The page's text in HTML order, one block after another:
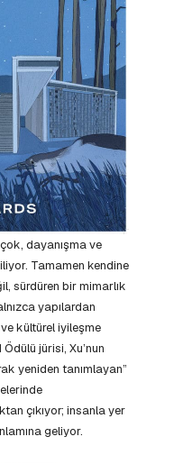
dayanışma ve
Tamamen kendine
sürdüren bir mimarlık
yapılardan
kültürel iyileşme
jürisi, Xu’nun
yeniden tanımlayan”
çıkıyor; insanla yer
geliyor.